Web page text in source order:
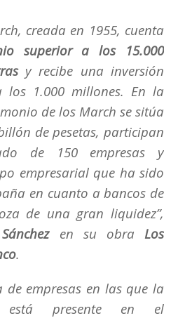
creada en 1955, cuenta
superior a los 15.000
y recibe una inversión
los 1.000 millones. En la
de los March se sitúa
de pesetas, participan
de 150 empresas y
empresarial que ha sido
en cuanto a bancos de
de una gran liquidez”,
en su obra Los
.
empresas en las que la
presente en el